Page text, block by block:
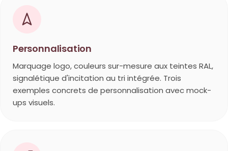
Personnalisation
Marquage logo, couleurs sur-mesure aux teintes RAL,
signalétique d'incitation au tri intégrée. Trois
exemples concrets de personnalisation avec mock-
ups visuels.